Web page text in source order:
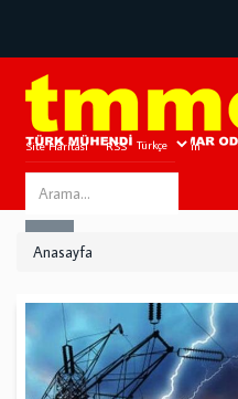
Site Haritası RSS Bize Ulaşın
Search
this
Anasayfa